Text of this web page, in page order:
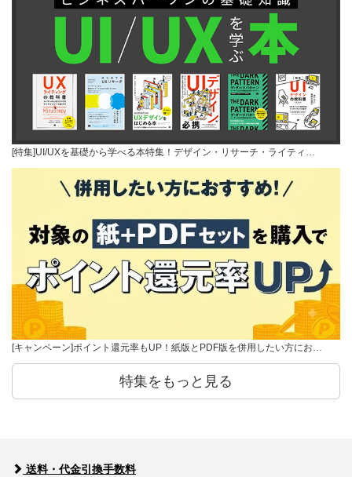
[特集]UI/UXを基礎から学べる本特集！デザイン・リサーチ・ライティ…
[キャンペーン]ポイント還元率もUP！紙版とPDF版を併用したい方にお…
特集をもっと見る
送料・代金引換手数料